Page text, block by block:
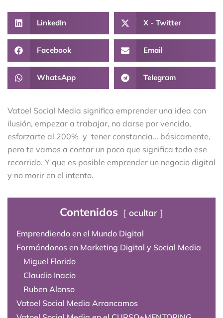
LinkedIn X - Twitter
Facebook Email
WhatsApp Telegram
Vatoel Social Media significa emprender una idea con
ilusión, empezar a trabajar, no darse por vencido,
esforzarte al 200% y tener constancia… básicamente,
pero te vamos a contar un poco que significa todo ese
recorrido. Y que es posible emprender un negocio digital
y no morir en el intento.
Contenidos ocultar
Emprendiendo en el Mundo Digital
Formándonos en Marketing Digital y Social Media
Miguel Florido
Claudio Inacio
Ruben Alonso
Vatoel Social Media Arrancamos